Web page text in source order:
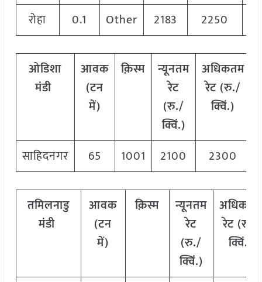
रोहा
0.1 Other 2183 2250
ओडिशा
मंडी
आवक
(टन
में)
क़िस्म
न्यूनतम
रेट
(रु./
क्विं.)
अधिकतम
रेट (रु./
क्विं.)
साहिदनगर 65 1001 2100 2300
तमिलनाडु
मंडी
आवक
(टन
में)
क़िस्म
न्यूनतम
रेट
(रु./
क्विं.)
अधिकतम
रेट (रु./
क्विं.)